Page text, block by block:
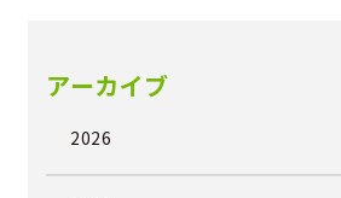
アーカイブ
2026